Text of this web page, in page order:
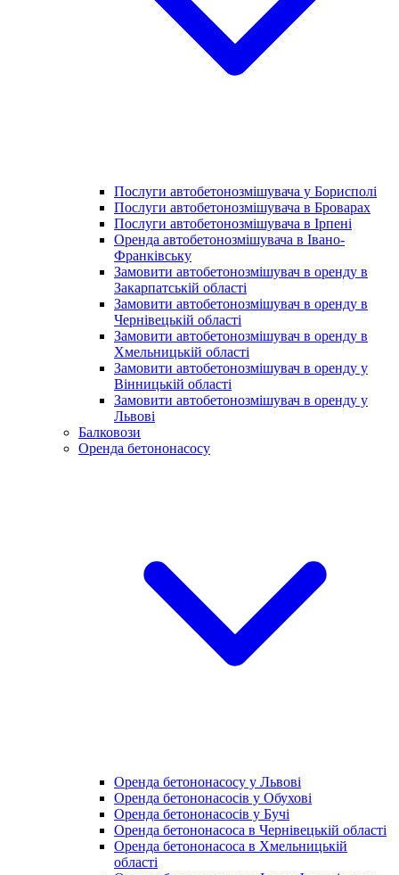
Послуги автобетонозмішувача у Борисполі
Послуги автобетонозмішувача в Броварах
Послуги автобетонозмішувача в Ірпені
Оренда автобетонозмішувача в Івано-
Франківську
Замовити автобетонозмішувач в оренду в
Закарпатській області
Замовити автобетонозмішувач в оренду в
Чернівецькій області
Замовити автобетонозмішувач в оренду в
Хмельницькій області
Замовити автобетонозмішувач в оренду у
Вінницькій області
Замовити автобетонозмішувач в оренду у
Львові
Балковози
Оренда бетононасосу
Оренда бетононасосу у Львові
Оренда бетононасосів у Обухові
Оренда бетононасосів у Бучі
Оренда бетононасоса в Чернівецькій області
Оренда бетононасоса в Хмельницькій
області